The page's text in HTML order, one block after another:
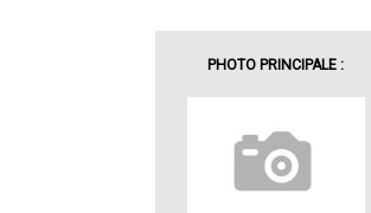
PHOTO PRINCIPALE :